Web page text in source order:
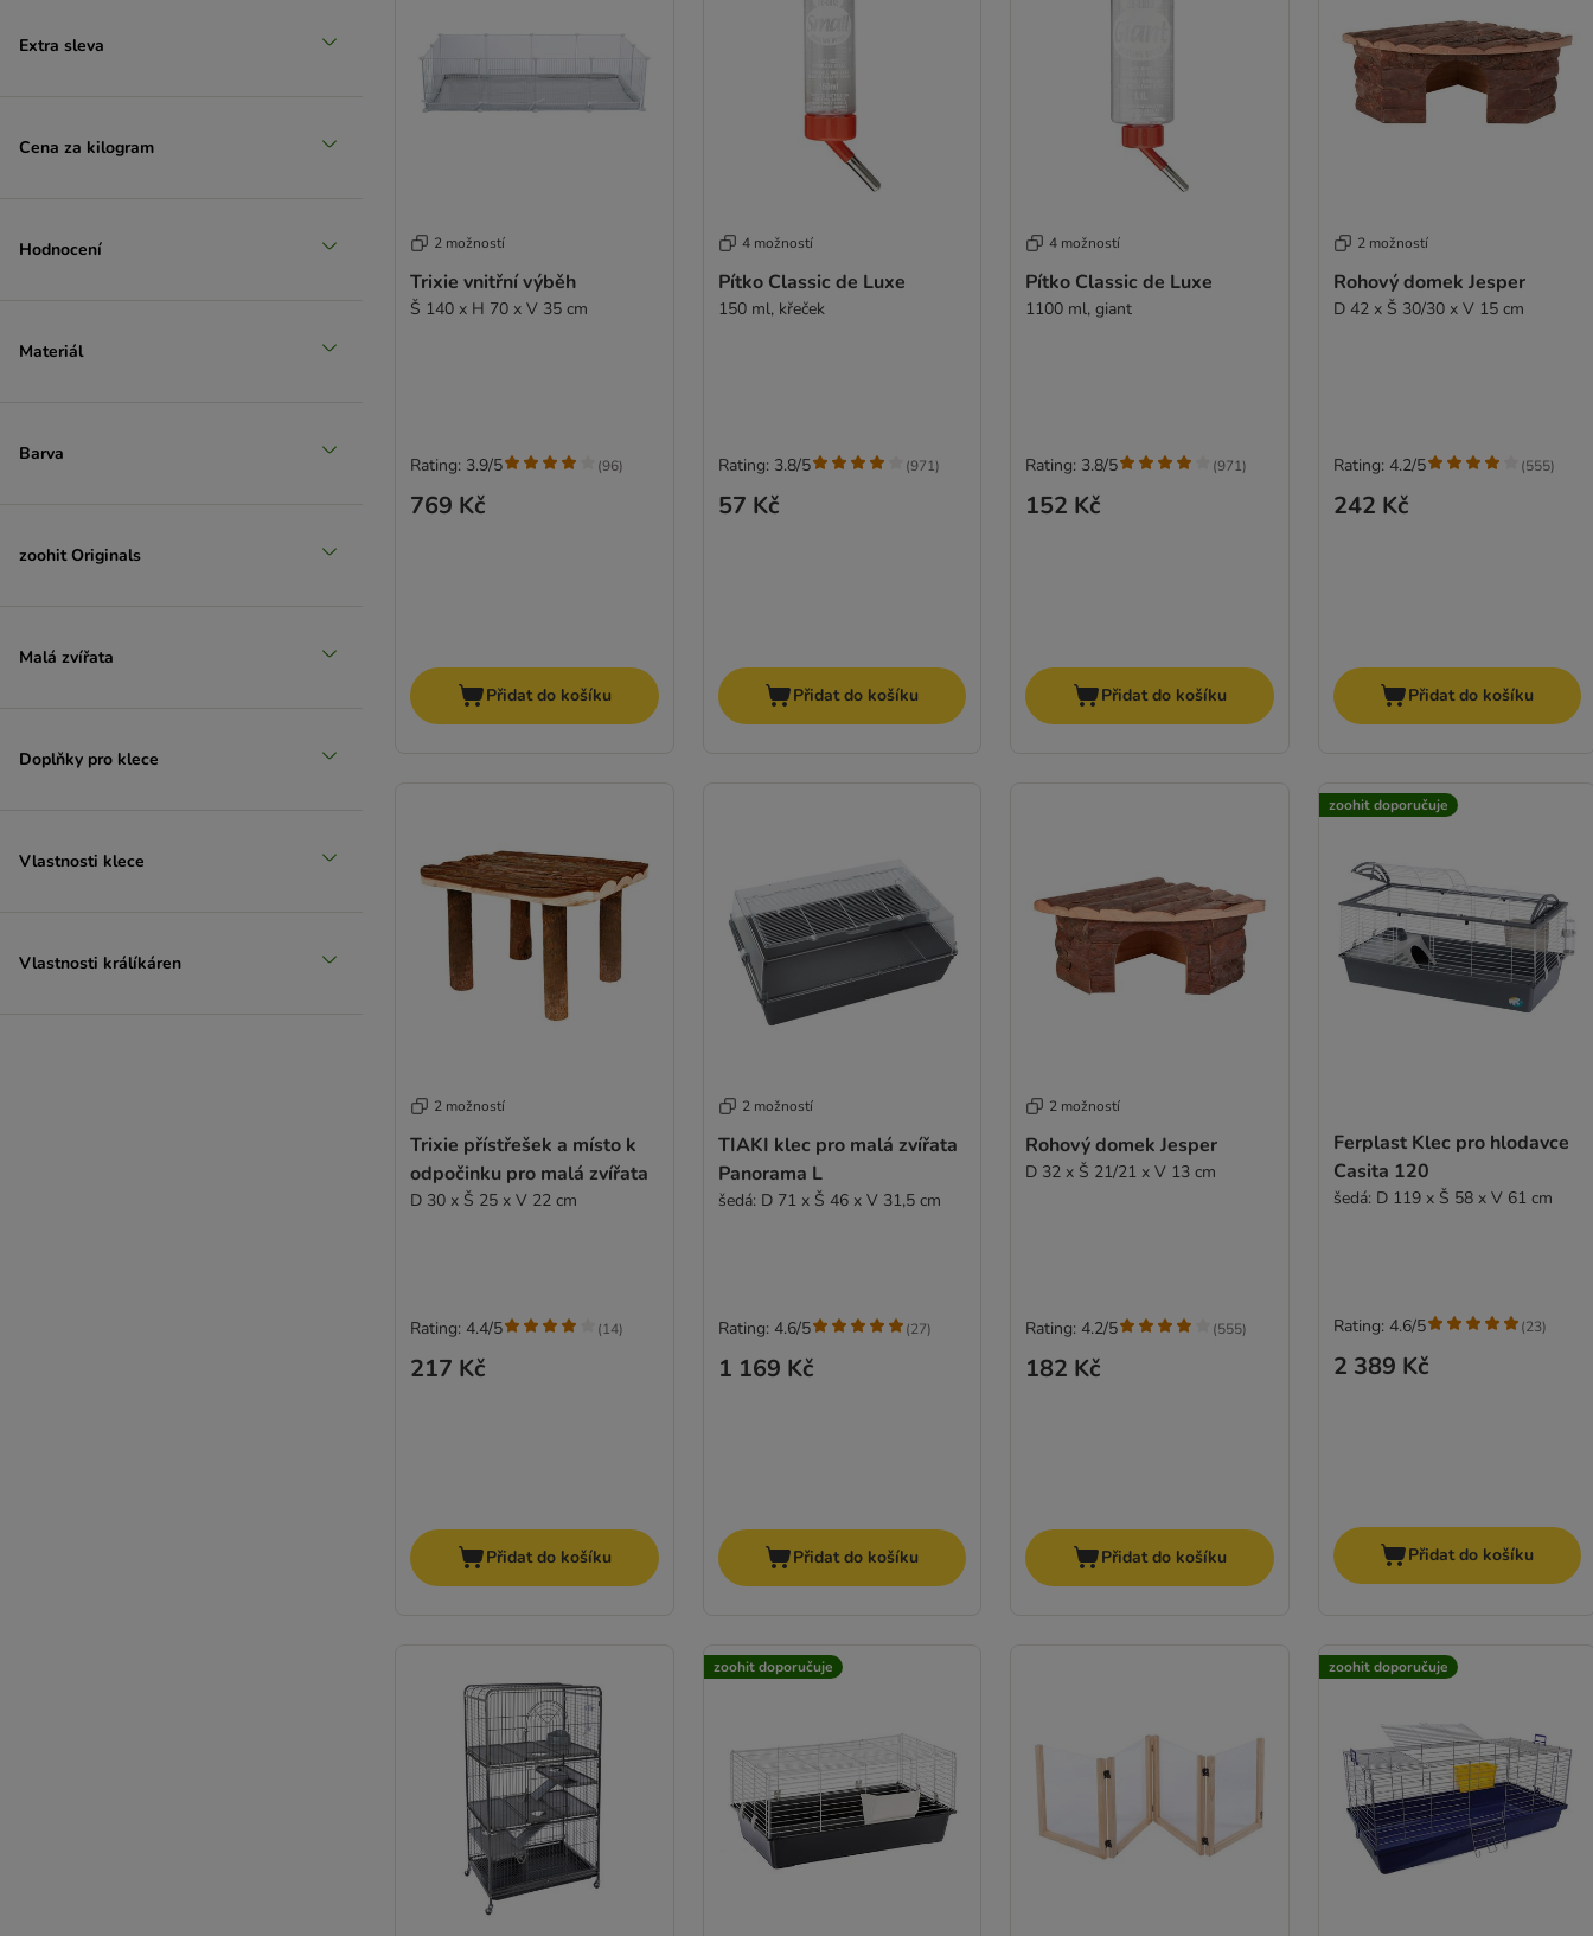
(5
Extra sleva
Cena za kilogram
Hodnocení
Materiál
Barva
zoohit Originals
Malá zvířata
Doplňky pro klece
Vlastnosti klece
Vlastnosti králíkáren
2 možností
Trixie vnitřní výběh
Š 140 x H 70 x V 35 cm
769 Kč
Rating: 3.9/5 (96)
Přidat do košíku
4 možností
Pítko Classic de Luxe
150 ml, křeček
57 Kč
Rating: 3.8/5 (971)
Přidat do košíku
4 možností
Pítko Classic de Luxe
1100 ml, giant
152 Kč
Rating: 3.8/5 (971)
Přidat do košíku
2 možností
Rohový domek Jesper
D 42 x Š 30/30 x V 15 cm
242 Kč
Rating: 4.2/5 (555)
Přidat do košíku
2 možností
Trixie přístřešek a místo k
odpočinku pro malá zvířata
D 30 x Š 25 x V 22 cm
217 Kč
Rating: 4.4/5 (14)
Přidat do košíku
2 možností
TIAKI klec pro malá zvířata
Panorama L
šedá: D 71 x Š 46 x V 31,5 cm
1 169 Kč
Rating: 4.6/5 (27)
Přidat do košíku
2 možností
Rohový domek Jesper
D 32 x Š 21/21 x V 13 cm
182 Kč
Rating: 4.2/5 (555)
Přidat do košíku
zoohit doporučuje
Ferplast Klec pro hlodavce
Casita 120
šedá: D 119 x Š 58 x V 61 cm
2 389 Kč
Rating: 4.6/5 (23)
Přidat do košíku
zoohit doporučuje zoohit doporučuje